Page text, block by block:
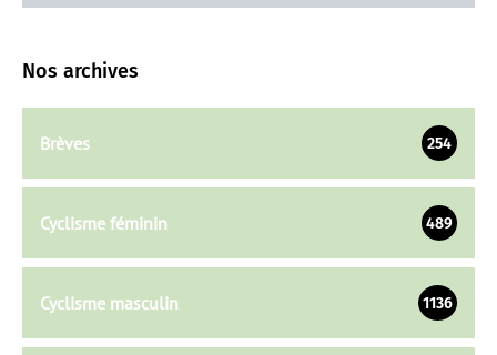
Nos archives
Brèves 254
Cyclisme féminin 489
Cyclisme masculin 1136